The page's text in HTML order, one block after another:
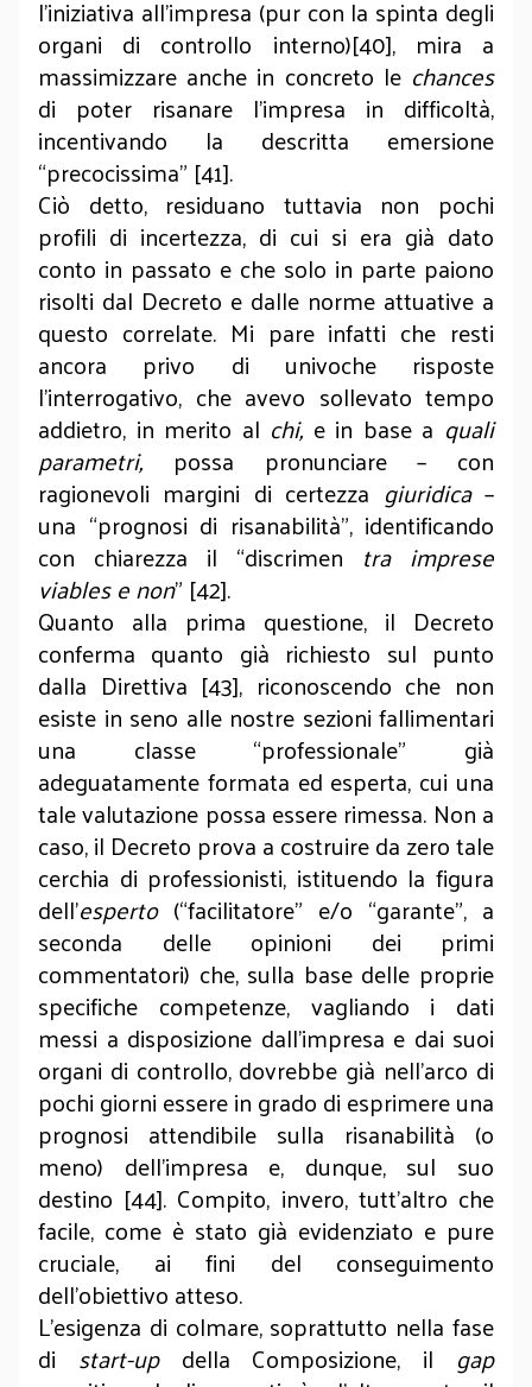
l’iniziativa all’impresa (pur con la spinta degli
organi di controllo interno)[40], mira a
massimizzare anche in concreto le chances
di poter risanare l’impresa in difficoltà,
incentivando la descritta emersione
“precocissima” [41].
Ciò detto, residuano tuttavia non pochi
profili di incertezza, di cui si era già dato
conto in passato e che solo in parte paiono
risolti dal Decreto e dalle norme attuative a
questo correlate. Mi pare infatti che resti
ancora privo di univoche risposte
l’interrogativo, che avevo sollevato tempo
addietro, in merito al chi, e in base a quali
parametri, possa pronunciare – con
ragionevoli margini di certezza giuridica–
una “prognosi di risanabilità”, identificando
con chiarezza il “discrimen tra imprese
viables e non” [42].
Quanto alla prima questione, il Decreto
conferma quanto già richiesto sul punto
dalla Direttiva [43], riconoscendo che non
esiste in seno alle nostre sezioni fallimentari
una classe “professionale” già
adeguatamente formata ed esperta, cui una
tale valutazione possa essere rimessa. Non a
caso, il Decreto prova a costruire da zero tale
cerchia di professionisti, istituendo la figura
dell’esperto(“facilitatore” e/o “garante”, a
seconda delle opinioni dei primi
commentatori) che, sulla base delle proprie
specifiche competenze, vagliando i dati
messi a disposizione dall’impresa e dai suoi
organi di controllo, dovrebbe già nell’arco di
pochi giorni essere in grado di esprimere una
prognosi attendibile sulla risanabilità (o
meno) dell’impresa e, dunque, sul suo
destino [44]. Compito, invero, tutt’altro che
facile, come è stato già evidenziato e pure
cruciale, ai fini del conseguimento
dell’obiettivo atteso.
L’esigenza di colmare, soprattutto nella fase
di start-updella Composizione, il gap